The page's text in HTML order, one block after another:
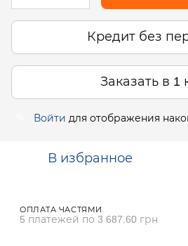
Кредит без
Заказать в 1
Войти для отображения
В избранное
ОПЛАТА ЧАСТЯМИ
5 платежей по 3 687.60 грн